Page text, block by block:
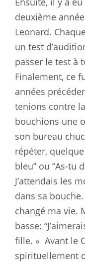
deuxième
Leonard.
un test
passer le test à
Finalement, ce
années
tenions contre
bouchions une
son bureau
répéter,
bleu” ou “As-tu
J’attendais les
dans sa
changé ma vie.
basse:
fille. » Avant le
spirituellement